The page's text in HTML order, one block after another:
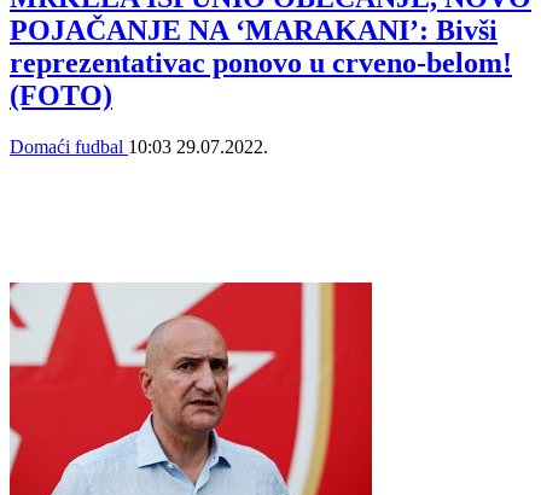
POJAČANJE NA ‘MARAKANI’: Bivši
reprezentativac ponovo u crveno-belom!
(FOTO)
Domaći fudbal 10:03 29.07.2022.